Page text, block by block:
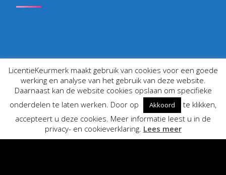
© 2019 All Rights Reserved
Privacy Policy
LicentieKeurmerk maakt gebruik van cookies voor een goede
werking en analyse van het gebruik van deze website.
Daarnaast kan de website cookies opslaan om specifieke
onderdelen te laten werken. Door op
Akkoord
te klikken,
accepteert u deze cookies. Meer informatie leest u in de
privacy- en cookieverklaring. Lees meer